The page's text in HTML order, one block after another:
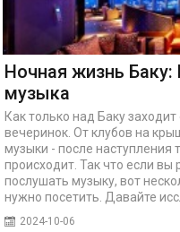
Ночная жизнь
музыка
Как только над Баку
вечеринок. От клубов на
музыки - после наступления
происходит. Так что если
послушать музыку, вот
нужно посетить. Давайте
2024-10-06